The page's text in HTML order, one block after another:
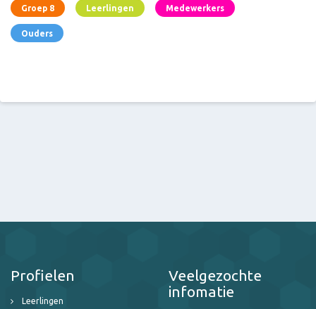
Groep 8 Leerlingen Medewerkers
Ouders
Profielen
Leerlingen
Veelgezochte
infomatie